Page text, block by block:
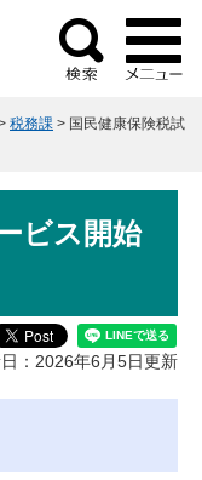
検
索
税務課 > 国民健康保険税試
ビス開始
：2026年6月5日更新